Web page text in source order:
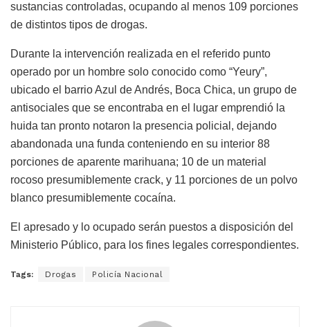
sustancias controladas, ocupando al menos 109 porciones
de distintos tipos de drogas.
Durante la intervención realizada en el referido punto
operado por un hombre solo conocido como “Yeury”,
ubicado el barrio Azul de Andrés, Boca Chica, un grupo de
antisociales que se encontraba en el lugar emprendió la
huida tan pronto notaron la presencia policial, dejando
abandonada una funda conteniendo en su interior 88
porciones de aparente marihuana; 10 de un material
rocoso presumiblemente crack, y 11 porciones de un polvo
blanco presumiblemente cocaína.
El apresado y lo ocupado serán puestos a disposición del
Ministerio Público, para los fines legales correspondientes.
Tags: Drogas Policía Nacional